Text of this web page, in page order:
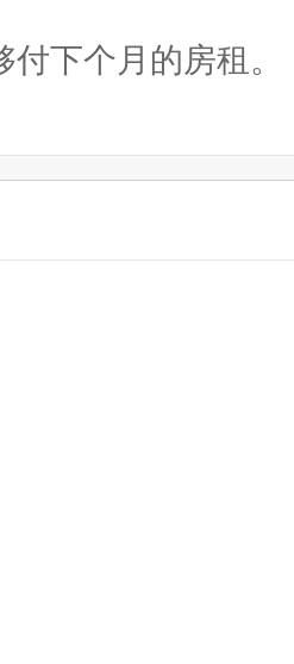
下个月的房租。
成为了一名套皮虚
赚米！还是特么
修罗场啊！？
间线错乱、抄歌